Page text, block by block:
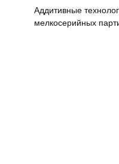
Аддитивные
мелкосерийных